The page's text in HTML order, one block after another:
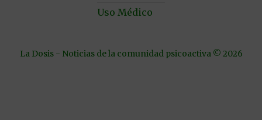
Uso Médico
La Dosis - Noticias de la comunidad psicoactiva © 2026